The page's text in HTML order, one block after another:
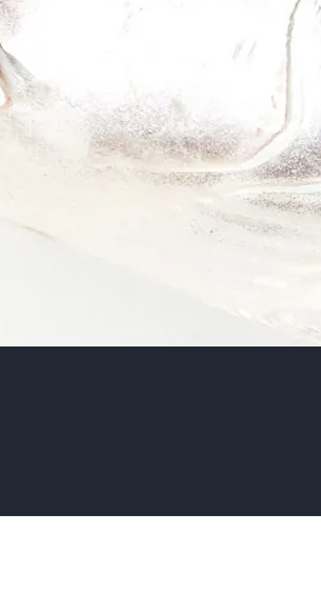
Typ je zoekopdracht in het